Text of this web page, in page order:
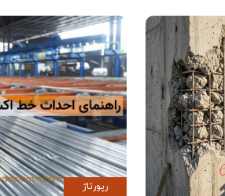
رپورتاژ